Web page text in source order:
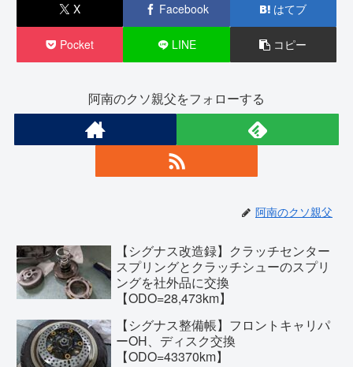
X Facebook はてブ
Pocket LINE コピー
阿南のクソ親父をフォローする
阿南のクソ親父
【シグナス改造録】クラッチセンター
スプリングとクラッチシューのスプリ
ングを社外品に交換
【ODO=28,473km】
【シグナス整備帳】フロントキャリパ
ーOH、ディスク交換
【ODO=43370km】